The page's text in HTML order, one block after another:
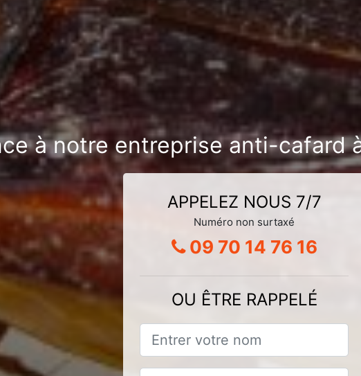
à notre entreprise anti-cafard
APPELEZ NOUS 7/7
Numéro non surtaxé
09 70 14 76 16
OU ÊTRE RAPPELÉ